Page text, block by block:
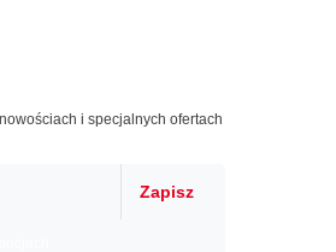
i specjalnych ofertach
Zapisz